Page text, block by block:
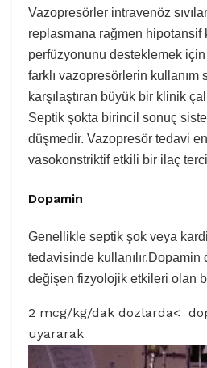
Vazopresörler intravenöz
replasmana rağmen hipotansif
perfüzyonunu desteklemek için
farklı vazopresörlerin kullanım
karşılaştıran büyük bir klinik
Septik şokta birincil sonuç
düşmedir. Vazopresör tedavi
vasokonstriktif etkili bir ilaç
Dopamin
Genellikle septik şok veya
tedavisinde kullanılır.Dopamin
değişen fizyolojik etkileri olan
2 mcg/kg/dak dozlarda<
uyararak